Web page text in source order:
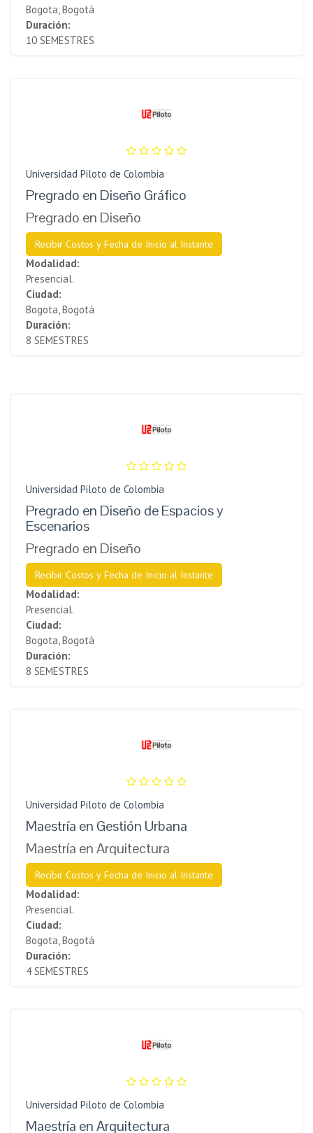
Bogota, Bogotá
Duración:
10 SEMESTRES
Universidad Piloto de Colombia
Pregrado en Diseño Gráfico
Pregrado en Diseño
Recibir Costos y Fecha de Inicio al Instante
Modalidad:
Presencial.
Ciudad:
Bogota, Bogotá
Duración:
8 SEMESTRES
Universidad Piloto de Colombia
Pregrado en Diseño de Espacios y
Escenarios
Pregrado en Diseño
Recibir Costos y Fecha de Inicio al Instante
Modalidad:
Presencial.
Ciudad:
Bogota, Bogotá
Duración:
8 SEMESTRES
Universidad Piloto de Colombia
Maestría en Gestión Urbana
Maestría en Arquitectura
Recibir Costos y Fecha de Inicio al Instante
Modalidad:
Presencial.
Ciudad:
Bogota, Bogotá
Duración:
4 SEMESTRES
Universidad Piloto de Colombia
Maestría en Arquitectura